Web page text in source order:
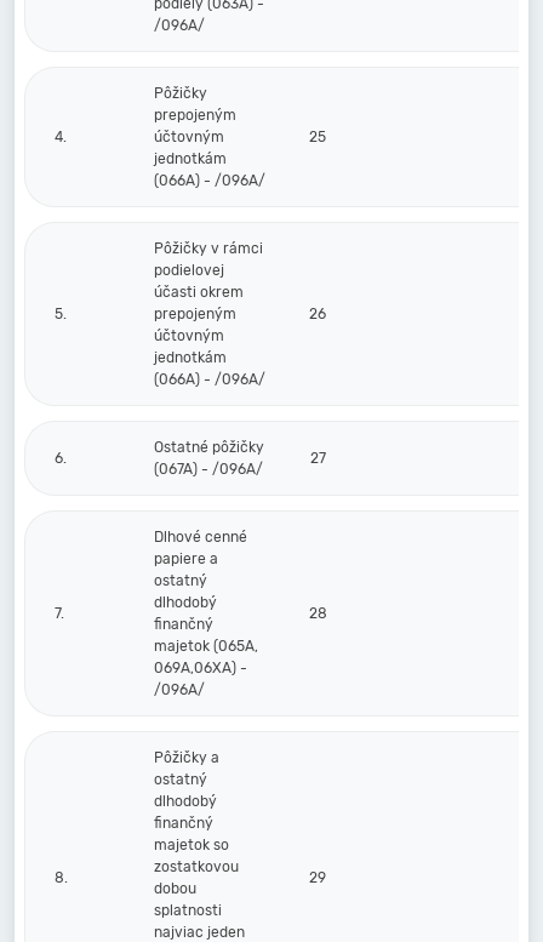
podiely (063A) -
/096A/
4.
Pôžičky
prepojeným
účtovným
jednotkám
(066A) - /096A/
25
5.
Pôžičky v rámci
podielovej
účasti okrem
prepojeným
účtovným
jednotkám
(066A) - /096A/
26
6.
Ostatné pôžičky
(067A) - /096A/
27
7.
Dlhové cenné
papiere a
ostatný
dlhodobý
finančný
majetok (065A,
069A,06XA) -
/096A/
28
8.
Pôžičky a
ostatný
dlhodobý
finančný
majetok so
zostatkovou
dobou
splatnosti
najviac jeden
29